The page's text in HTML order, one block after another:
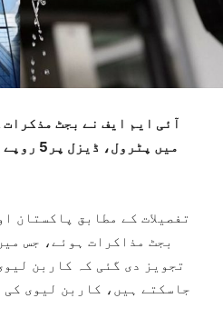
آئی ایم ایف نے بجٹ
میں
تفصیلات کے مطابق پاکستان
بجٹ مذاکرات ہوئے، جس
جاسکتے ہیں، کاربن لیوی